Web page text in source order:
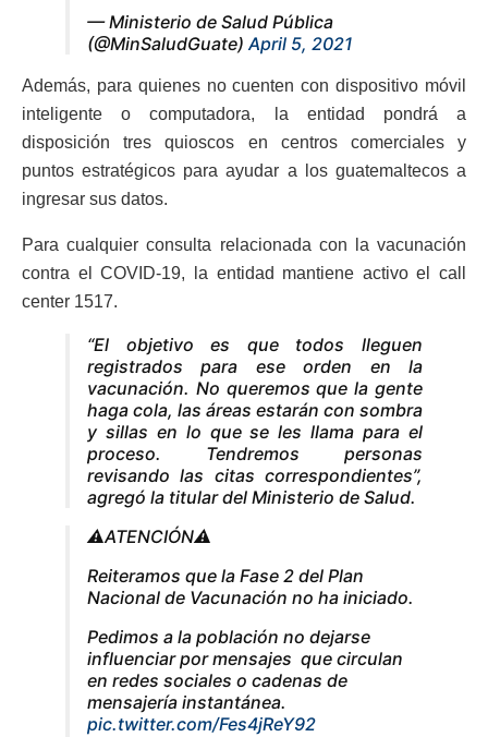
— Ministerio de Salud Pública
(@MinSaludGuate)April 5, 2021
Además, para quienes no cuenten con dispositivo móvil
inteligente o computadora, la entidad pondrá a
disposición tres quioscos en centros comerciales y
puntos estratégicos para ayudar a los guatemaltecos a
ingresar sus datos.
Para cualquier consulta relacionada con la vacunación
contra el COVID-19, la entidad mantiene activo el call
center 1517.
“El objetivo es que todos lleguen
registrados para ese orden en la
vacunación. No queremos que la gente
haga cola, las áreas estarán con sombra
y sillas en lo que se les llama para el
proceso. Tendremos personas
revisando las citas correspondientes”,
agregó la titular del Ministerio de Salud.
⚠️ATENCIÓN⚠️
Reiteramos que la Fase 2 del Plan
Nacional de Vacunación no ha iniciado.
Pedimos a la población no dejarse
influenciar por mensajes que circulan
en redes sociales o cadenas de
mensajería instantánea.
pic.twitter.com/Fes4jReY92